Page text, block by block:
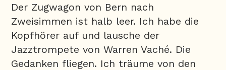
Der Zugwagon von Bern nach
Zweisimmen ist halb leer. Ich habe die
Kopfhörer auf und lausche der
Jazztrompete von Warren Vaché. Die
Gedanken fliegen. Ich träume von den